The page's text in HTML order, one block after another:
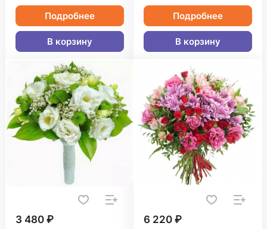
Подробнее
В корзину
Подробнее
В корзину
3 480 ₽ 6 220 ₽